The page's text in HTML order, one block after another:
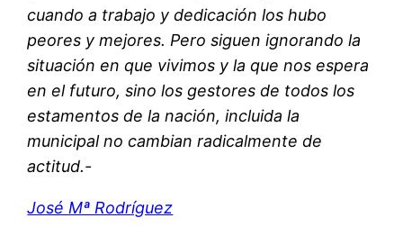
cuando a trabajo y dedicación los hubo
peores y mejores. Pero siguen ignorando la
situación en que vivimos y la que nos espera
en el futuro, sino los gestores de todos los
estamentos de la nación, incluida la
municipal no cambian radicalmente de
actitud.-
José Mª Rodríguez